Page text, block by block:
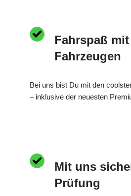
Fahrspaß
Fahrzeugen
Bei uns bist Du mit den
– inklusive der neuesten
Mit uns
Prüfung